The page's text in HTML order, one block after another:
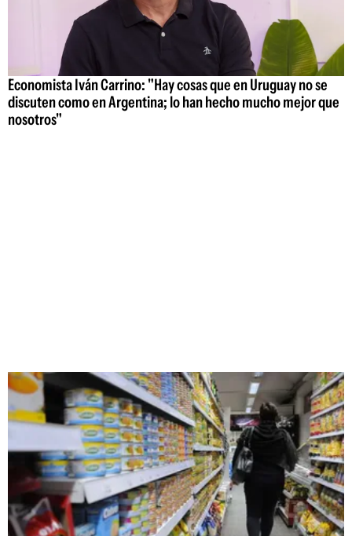
Economista Iván Carrino: "Hay cosas que en Uruguay no se
discuten como en Argentina; lo han hecho mucho mejor que
nosotros"